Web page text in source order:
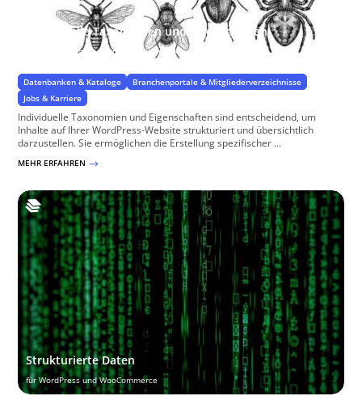
Individuelle Taxonomien und Eigenschaften
Spezifische Eigenschaften für Ihr Projekt
Datenbanken & Kataloge
Branchenportale & Mitgliederverzeichnisse
Jobs & Karriere
Individuelle Taxonomien und Eigenschaften sind entscheidend, um
Inhalte auf Ihrer WordPress-Website strukturiert und übersichtlich
darzustellen. Sie ermöglichen die Erstellung spezifischer ...
MEHR ERFAHREN $
Strukturierte Daten
für WordPress und WooCommerce